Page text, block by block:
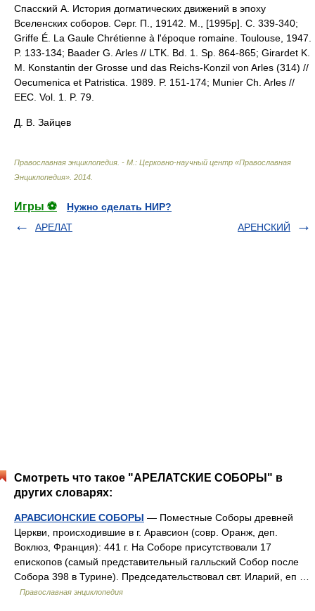
Спасский А. История догматических движений в эпоху
Вселенских соборов. Серг. П., 19142. М., [1995р]. С. 339-340;
Griffe É. La Gaule Chrétienne à l'époque romaine. Toulouse, 1947.
P. 133-134; Baader G. Arles // LTK. Bd. 1. Sp. 864-865; Girardet K.
M. Konstantin der Grosse und das Reichs-Konzil von Arles (314) //
Oecumenica et Patristica. 1989. P. 151-174; Munier Ch. Arles //
EEC. Vol. 1. P. 79.
Д. В. Зайцев
Православная энциклопедия. - М.: Церковно-научный центр «Православная
Энциклопедия» 2014
Игры ⚽
Нужно сделать НИР?
АРЕЛАТ
АРЕНСКИЙ
Смотреть что такое "АРЕЛАТСКИЕ СОБОРЫ" в
других словарях:
АРАВСИОНСКИЕ СОБОРЫ — Поместные Соборы древней
Церкви, происходившие в г. Аравсион (совр. Оранж, деп.
Воклюз, Франция): 441 г. На Соборе присутствовали 17
епископов (самый представительный галльский Собор после
Собора 398 в Турине). Председательствовал свт. Иларий, еп …
Православная энциклопедия